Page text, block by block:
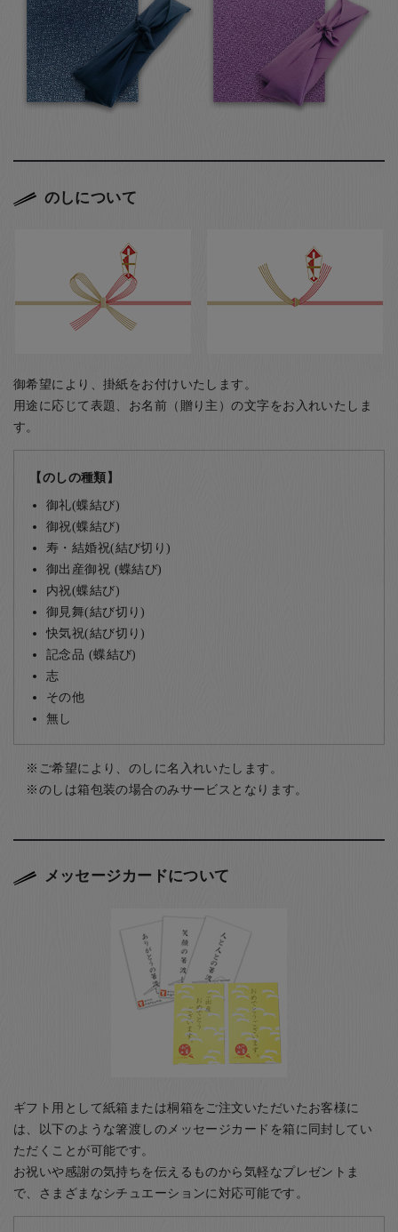
のしについて
御希望により、掛紙をお付けいたします。
用途に応じて表題、お名前（贈り主）の文字をお入れいたしま
す。
【のしの種類】
御礼(蝶結び)
御祝(蝶結び)
寿・結婚祝(結び切り)
御出産御祝 (蝶結び)
内祝(蝶結び)
御見舞(結び切り)
快気祝(結び切り)
記念品 (蝶結び)
志
その他
無し
ご希望により、のしに名入れいたします。
のしは箱包装の場合のみサービスとなります。
メッセージカードについて
ギフト用として紙箱または桐箱をご注文いただいたお客様に
は、以下のような箸渡しのメッセージカードを箱に同封してい
ただくことが可能です。
お祝いや感謝の気持ちを伝えるものから気軽なプレゼントま
で、さまざまなシチュエーションに対応可能です。